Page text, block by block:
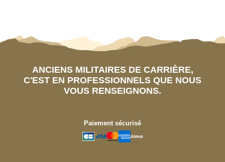
ANCIENS MILITAIRES DE CARRIÈRE,
C'EST EN PROFESSIONNELS QUE NOUS
VOUS RENSEIGNONS.
Paiement sécurisé